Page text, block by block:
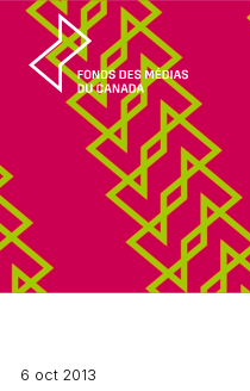
Aller au contenu
6 oct 2013